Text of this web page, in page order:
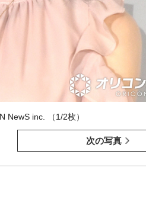
NewS inc. （1/2枚）
次の写真